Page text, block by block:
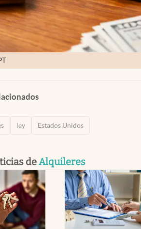
ley Estados Unidos
deAlquileres